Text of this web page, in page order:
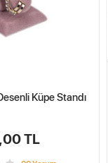
Küpe Standı
TL